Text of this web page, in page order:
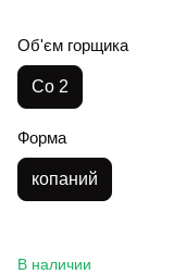
Об'єм горщика
Со 2
Форма
копаний
В наличии